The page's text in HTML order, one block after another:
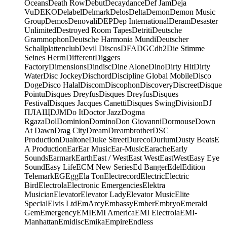
OceansDeath RowDebutDecaydanceDef JamDeja
VuDEKODelabelDelmarkDelosDeltaDemonDemon Music
GroupDemosDenovaliDEPDep InternationalDeramDesaster
UnlimitedDestroyed Room TapesDetritiDeutsche
GrammophonDeutsche Harmonia MundiDeutscher
SchallplattenclubDevil DiscosDFADGCdh2Die Stimme
Seines HerrnDifferentDiggers
FactoryDimensionsDindiscDine AloneDinoDirty HitDirty
WaterDisc JockeyDischordDiscipline Global MobileDisco
DogeDisco HalalDiscomDiscophonDiscoveryDiscreetDisque
PointuDisques DreyfusDisques DreyfusDisques
FestivalDisques Jacques CanettiDisques SwingDivisionDJ
ПЛАЩDJMDo ItDoctor JazzDogma
RgazaDolDominionDominoDon GiovanniDormouseDown
At DawnDrag CityDreamDreambrotherDSC
ProductionDualtoneDuke StreetDurecoDuriumDusty BeatsE
A ProductionEarEar MusicEar-MusicEaracheEarly
SoundsEarmarkEarthEast / WestEast WestEastWestEasy Eye
SoundEasy LifeECM New SeriesEd BangerEdelEdition
TelemarkEGEggEla TonElectrecordElectricElectric
BirdElectrolaElectronic EmergenciesElektra
MusicianElevatorElevator LadyElevator MusicElite
SpecialElvis LtdEmArcyEmbassyEmberEmbryoEmerald
GemEmergencyEMIEMI AmericaEMI ElectrolaEMI-
ManhattanEmidiscEmikaEmpireEndless